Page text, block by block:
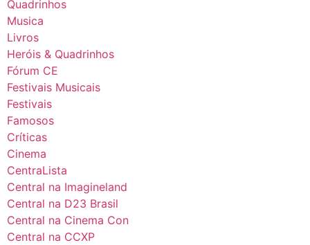
Quadrinhos
Musica
Livros
Heróis & Quadrinhos
Fórum CE
Festivais Musicais
Festivais
Famosos
Críticas
Cinema
CentraLista
Central na Imagineland
Central na D23 Brasil
Central na Cinema Con
Central na CCXP